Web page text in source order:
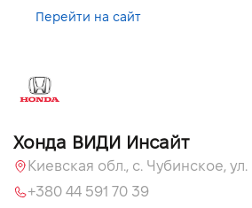
Перейти на сайт
Хонда ВИДИ Инсайт
+380 44 591 70 39